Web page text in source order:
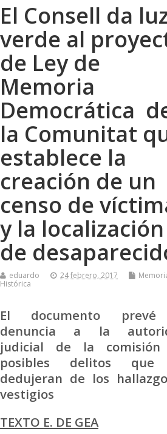
El Consell da
verde al
de Ley de
Memoria
Democrática
la Comunitat
establece la
creación de un
censo de
y la localización
de
eduardo 24 febrero, 2017
Histórica
El documento
denuncia a la
judicial de la
posibles delitos que
dedujeran de los
vestigios
TEXTO E. DE GEA